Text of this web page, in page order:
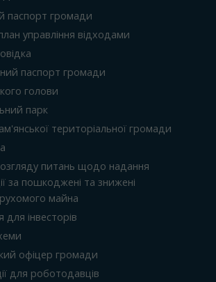
паспорт громади
управління відходами
паспорт громади
голови
парк
територіальної громади
питань щодо надання
за пошкоджені та знижені
майна
для інвесторів
офіцер громади
для роботодавців